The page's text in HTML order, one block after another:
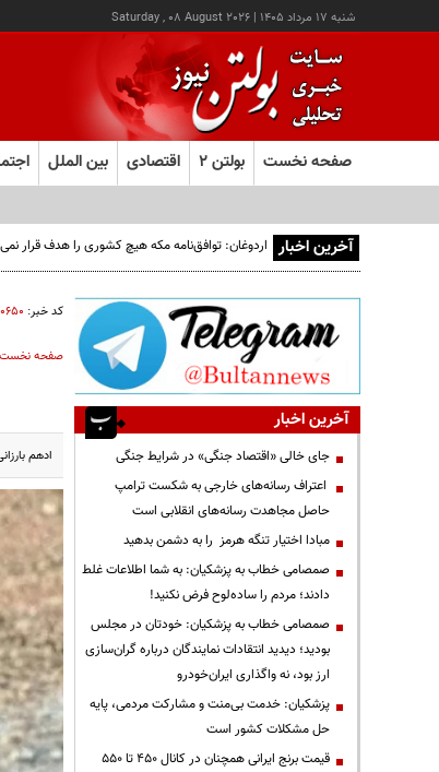
شنبه ۱۷ مرداد ۱۴۰۵ |
Saturday , 08 August 2026
صفحه نخست بولتن ۲ اقتصادی بین الملل
آخرین اخبار اردوغان: توافق‌نامه مکه هیچ کشوری را هدف قرار
کد خبر:
صفحه نخست
ادهم
آخرین اخبار
جای خالی «اقتصاد جنگی» در شرایط جنگی
اعتراف رسانه‌های خارجی به شکست ترامپ
حاصل مجاهدت رسانه‌های انقلابی است
مبادا اختیار تنگه هرمز را به دشمن بدهید
صمصامی خطاب به پزشکیان: به شما اطلاعات غلط
دادند؛ مردم را ساده‌لوح فرض نکنید!
صمصامی خطاب به پزشکیان: خودتان در مجلس
بودید؛ دیدید انتقادات نمایندگان درباره گران‌سازی
ارز بود، نه واگذاری ایران‌خودرو
پزشکیان: خدمت بی‌منت و مشارکت مردمی، پایه
حل مشکلات کشور است
قیمت‌ برنج ایرانی همچنان در کانال ۴۵۰ تا ۵۵۰